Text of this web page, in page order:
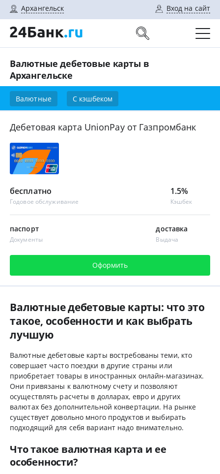
Архангельск Вход на сайт
Валютные дебетовые карты в
Архангельске
Валютные С кэшбеком
Дебетовая карта UnionPay от Газпромбанк
бесплатно
Годовое обслуживание
1.5%
Кэшбек
паспорт
Документы
доставка
Выдача
Оформить
Валютные дебетовые карты: что это
такое, особенности и как выбрать
лучшую
Валютные дебетовые карты востребованы теми, кто
совершает часто поездки в другие страны или
приобретает товары в иностранных онлайн-магазинах.
Они привязаны к валютному счету и позволяют
осуществлять расчеты в долларах, евро и других
валютах без дополнительной конвертации. На рынке
существует довольно много продуктов и выбирать
подходящий для себя вариант надо внимательно.
Что такое валютная карта и ее
особенности?